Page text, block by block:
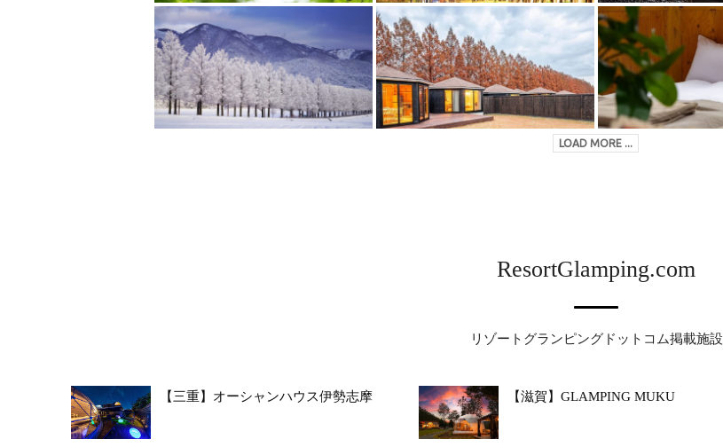
LOAD MORE ...
ResortGlamping.com
リゾートグランピングドットコム掲載施設
【三重】オーシャンハウス伊勢志摩 【滋賀】GLAMPING MUKU